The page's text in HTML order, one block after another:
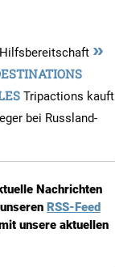
»
Tripactions kauft
bei Russland-
Nachrichten
RSS-Feed
unsere aktuellen